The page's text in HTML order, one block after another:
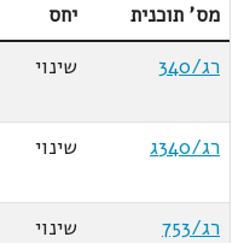
מס' תוכנית
יחס
רג/340
שינוי
רג/340ג
שינוי
רג/753
שינוי